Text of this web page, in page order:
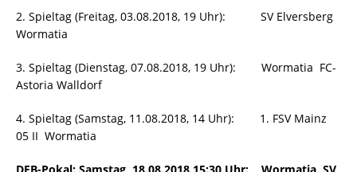
2. Spieltag (Freitag, 03.08.2018, 19 Uhr): SV Elversberg 
Wormatia
3. Spieltag (Dienstag, 07.08.2018, 19 Uhr): Wormatia  FC-
Astoria Walldorf
4. Spieltag (Samstag, 11.08.2018, 14 Uhr): 1. FSV Mainz
05 II  Wormatia